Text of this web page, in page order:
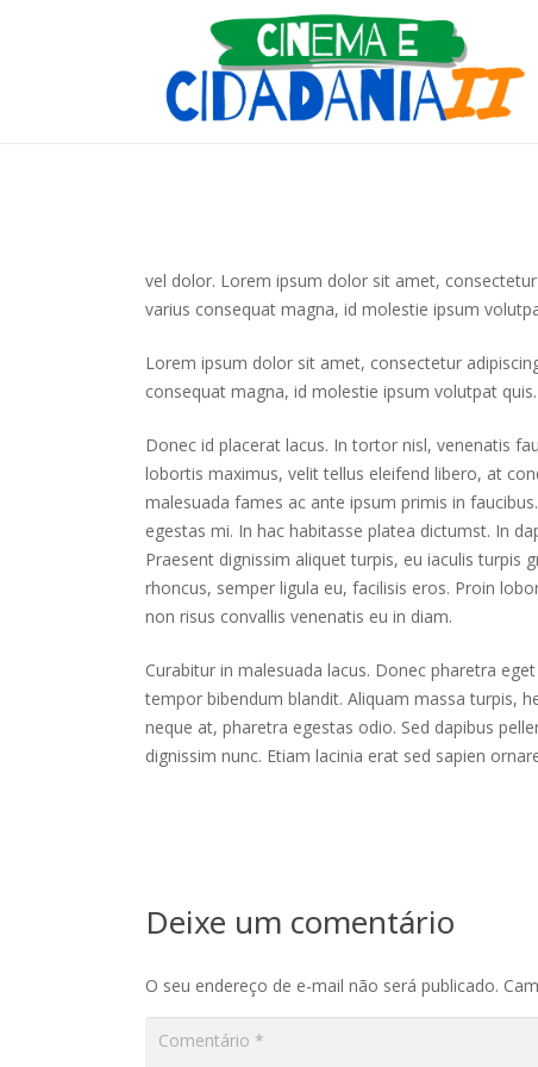
vel dolor. Lorem ipsum dolor sit amet,
varius consequat magna, id molestie ipsum
Lorem ipsum dolor sit amet, consectetur
consequat magna, id molestie ipsum volutpat
Donec id placerat lacus. In tortor nisl, venenatis
lobortis maximus, velit tellus eleifend libero, at
malesuada fames ac ante ipsum primis in
egestas mi. In hac habitasse platea dictumst. In
Praesent dignissim aliquet turpis, eu iaculis turpis
rhoncus, semper ligula eu, facilisis eros. Proin
non risus convallis venenatis eu in diam.
Curabitur in malesuada lacus. Donec pharetra
tempor bibendum blandit. Aliquam massa turpis,
neque at, pharetra egestas odio. Sed dapibus
dignissim nunc. Etiam lacinia erat sed sapien
Deixe um comentário
O seu endereço de e-mail não será publicado.